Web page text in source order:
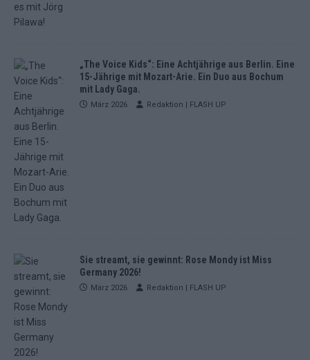
„The Voice Kids“: Eine Achtjährige aus Berlin. Eine
15-Jährige mit Mozart-Arie. Ein Duo aus Bochum
mit Lady Gaga.
März 2026 Redaktion | FLASH UP
Sie streamt, sie gewinnt: Rose Mondy ist Miss
Germany 2026!
März 2026 Redaktion | FLASH UP